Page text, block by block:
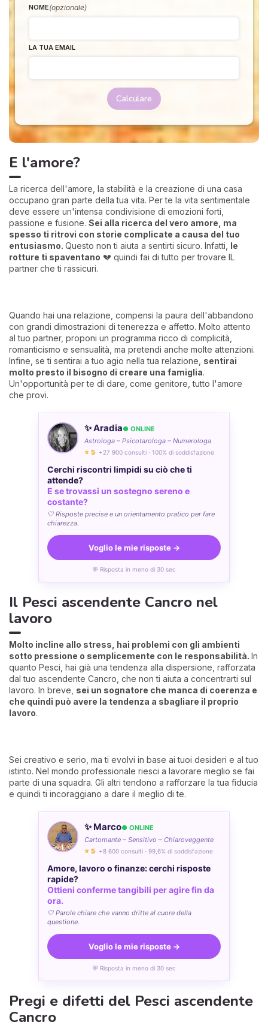
NOME(opzionale)
LA TUA EMAIL
Calculare
E l'amore?
La ricerca dell'amore, la stabilità e la creazione di una casa
occupano gran parte della tua vita. Per te la vita sentimentale
deve essere un'intensa condivisione di emozioni forti,
passione e fusione. Sei alla ricerca del vero amore, ma
spesso ti ritrovi con storie complicate a causa del tuo
entusiasmo. Questo non ti aiuta a sentirti sicuro. Infatti, le
rotture ti spaventano 💔 quindi fai di tutto per trovare IL
partner che ti rassicuri.
Quando hai una relazione, compensi la paura dell'abbandono
con grandi dimostrazioni di tenerezza e affetto. Molto attento
al tuo partner, proponi un programma ricco di complicità,
romanticismo e sensualità, ma pretendi anche molte attenzioni.
Infine, se ti sentirai a tuo agio nella tua relazione, sentirai
molto presto il bisogno di creare una famiglia.
Un'opportunità per te di dare, come genitore, tutto l'amore
che provi.
✨ Aradia● ONLINE
Astrologa – Psicotarologa – Numerologa
⭐ 5· +27 900 consulti · 100% di soddisfazione
Cerchi riscontri limpidi su ciò che ti
attende?
E se trovassi un sostegno sereno e
costante?
🤍 Risposte precise e un orientamento pratico per fare
chiarezza.
Voglio le mie risposte →
💬 Risposta in meno di 30 sec
Il Pesci ascendente Cancro nel
lavoro
Molto incline allo stress, hai problemi con gli ambienti
sotto pressione o semplicemente con le responsabilità. In
quanto Pesci, hai già una tendenza alla dispersione, rafforzata
dal tuo ascendente Cancro, che non ti aiuta a concentrarti sul
lavoro. In breve, sei un sognatore che manca di coerenza e
che quindi può avere la tendenza a sbagliare il proprio
lavoro.
Sei creativo e serio, ma ti evolvi in base ai tuoi desideri e al tuo
istinto. Nel mondo professionale riesci a lavorare meglio se fai
parte di una squadra. Gli altri tendono a rafforzare la tua fiducia
e quindi ti incoraggiano a dare il meglio di te.
✨ Marco● ONLINE
Cartomante – Sensitivo – Chiaroveggente
⭐ 5· +8 600 consulti · 99,6% di soddisfazione
Amore, lavoro o finanze: cerchi risposte
rapide?
Ottieni conferme tangibili per agire fin da
ora.
🤍 Parole chiare che vanno dritte al cuore della
questione.
Voglio le mie risposte →
💬 Risposta in meno di 30 sec
Pregi e difetti del Pesci ascendente
Cancro